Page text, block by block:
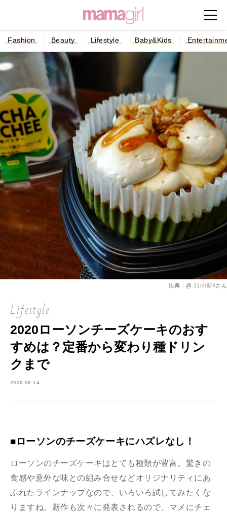
Fashion Beauty Lifestyle Baby&Kids
出典：@ 11chii24さん
Lifestyle
2020ローソンチーズケーキのおす
すめは？定番から変わり種ドリン
クまで
2020.08.14
■ローソンのチーズケーキにハズレなし！
ローソンのチーズケーキはとても種類が豊富。驚きの
食感や意外な味との組み合せなどオリジナリティにあ
ふれたラインナップなので、いろいろ試してみたくな
りますね。新作も次々に発表されるので、マメにチェ